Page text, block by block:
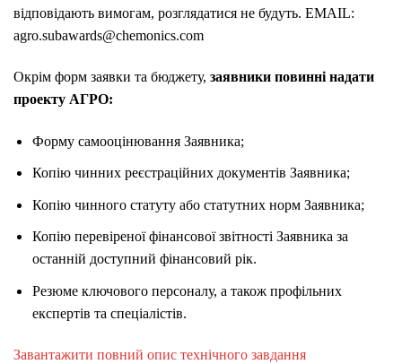
відповідають вимогам, розглядатися не будуть. EMAIL:
agro.subawards@chemonics.com
Окрім форм заявки та бюджету, заявники повинні надати
проекту АГРО:
Форму самооцінювання Заявника;
Копію чинних реєстраційних документів Заявника;
Копію чинного статуту або статутних норм Заявника;
Копію перевіреної фінансової звітності Заявника за
останній доступний фінансовий рік.
Резюме ключового персоналу, а також профільних
експертів та спеціалістів.
Завантажити повний опис технічного завдання